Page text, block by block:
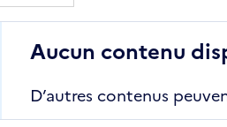
Aucun contenu
D’autres contenus